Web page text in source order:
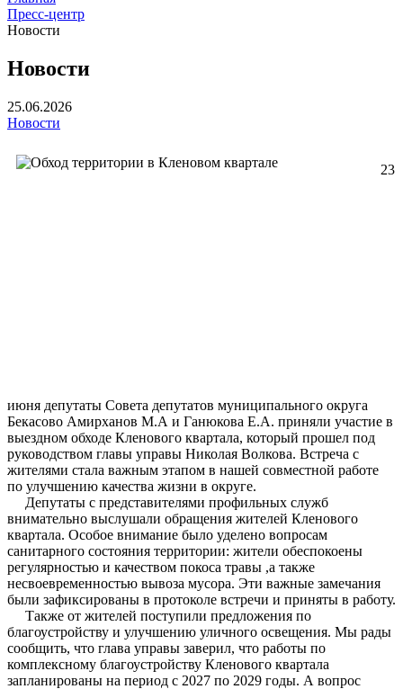
Пресс-центр
Новости
Новости
25.06.2026
Новости
23
июня депутаты Совета депутатов муниципального округа
Бекасово Амирханов М.А и Ганюкова Е.А. приняли участие в
выездном обходе Кленового квартала, который прошел под
руководством главы управы Николая Волкова. Встреча с
жителями стала важным этапом в нашей совместной работе
по улучшению качества жизни в округе.
Депутаты с представителями профильных служб
внимательно выслушали обращения жителей Кленового
квартала. Особое внимание было уделено вопросам
санитарного состояния территории: жители обеспокоены
регулярностью и качеством покоса травы ,а также
несвоевременностью вывоза мусора. Эти важные замечания
были зафиксированы в протоколе встречи и приняты в работу.
Также от жителей поступили предложения по
благоустройству и улучшению уличного освещения. Мы рады
сообщить, что глава управы заверил, что работы по
комплексному благоустройству Кленового квартала
запланированы на период с 2027 по 2029 годы. А вопрос